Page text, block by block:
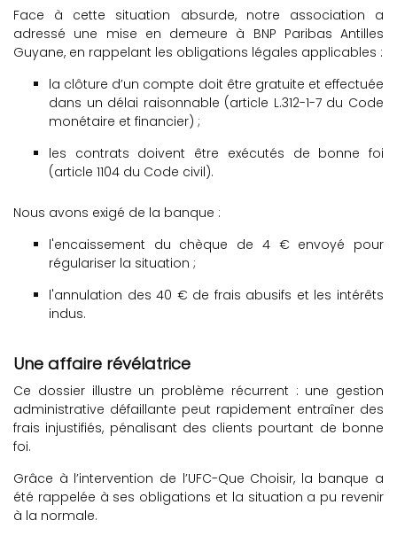
Face à cette situation absurde, notre association a
adressé une mise en demeure à BNP Paribas Antilles
Guyane, en rappelant les obligations légales applicables :
la clôture d’un compte doit être gratuite et effectuée
dans un délai raisonnable (article L.312-1-7 du Code
monétaire et financier) ;
les contrats doivent être exécutés de bonne foi
(article 1104 du Code civil).
Nous avons exigé de la banque :
l'encaissement du chèque de 4 € envoyé pour
régulariser la situation ;
l'annulation des 40 € de frais abusifs et les intérêts
indus.
Une affaire révélatrice
Ce dossier illustre un problème récurrent : une gestion
administrative défaillante peut rapidement entraîner des
frais injustifiés, pénalisant des clients pourtant de bonne
foi.
Grâce à l’intervention de l’UFC-Que Choisir, la banque a
été rappelée à ses obligations et la situation a pu revenir
à la normale.